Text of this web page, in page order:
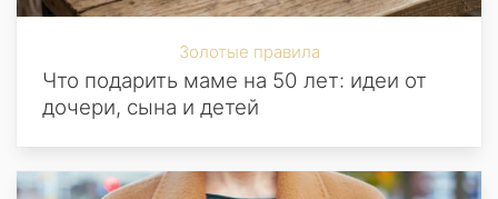
Золотые правила
Что подарить маме на 50 лет: идеи от
дочери, сына и детей